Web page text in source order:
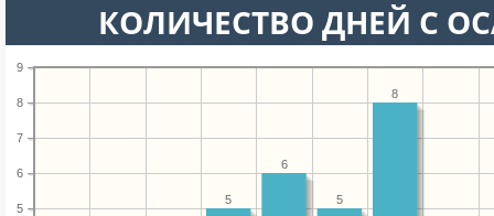
КОЛИЧЕСТВО ДНЕЙ С
5
6
7
8
9
8
5
6
5